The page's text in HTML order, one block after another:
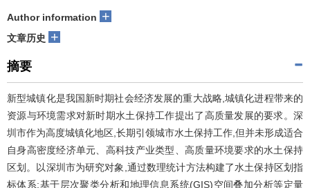
Author information +
文章历史 +
摘要
新型城镇化是我国新时期社会经济发展的重大战略,城镇化进程带来的
资源与环境需求对新时期水土保持工作提出了高质量发展的要求。深
圳市作为高度城镇化地区,长期引领城市水土保持工作,但并未形成适合
自身高密度经济单元、高科技产业类型、高质量环境要求的水土保持
区划。以深圳市为研究对象,通过数理统计方法构建了水土保持区划指
标体系;基于层次聚类分析和地理信息系统(GIS)空间叠加分析等定量